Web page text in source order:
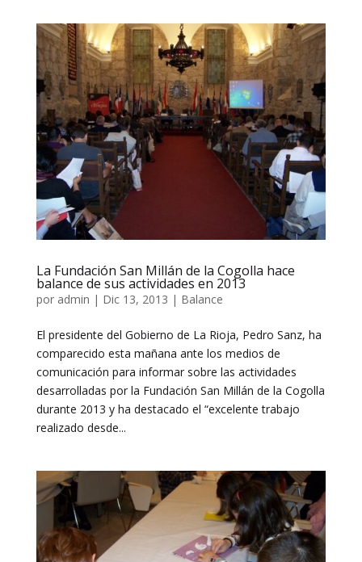
La Fundación San Millán de la Cogolla hace
balance de sus actividades en 2013
por admin | Dic 13, 2013 | Balance
El presidente del Gobierno de La Rioja, Pedro Sanz, ha
comparecido esta mañana ante los medios de
comunicación para informar sobre las actividades
desarrolladas por la Fundación San Millán de la Cogolla
durante 2013 y ha destacado el “excelente trabajo
realizado desde...